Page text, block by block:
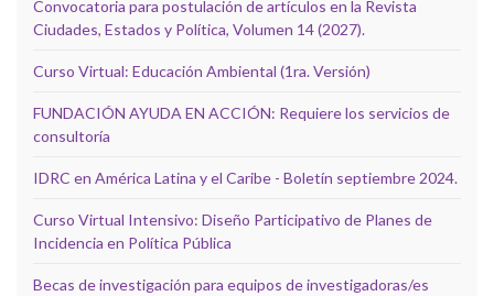
Convocatoria para postulación de artículos en la Revista
Ciudades, Estados y Política, Volumen 14 (2027).
Curso Virtual: Educación Ambiental (1ra. Versión)
FUNDACIÓN AYUDA EN ACCIÓN: Requiere los servicios de
consultoría
IDRC en América Latina y el Caribe - Boletín septiembre 2024.
Curso Virtual Intensivo: Diseño Participativo de Planes de
Incidencia en Política Pública
Becas de investigación para equipos de investigadoras/es